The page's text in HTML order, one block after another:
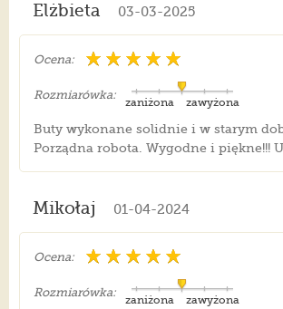
Elżbieta 03-03-2025
Ocena:
Rozmiarówka:
zawyżona
zaniżona
Buty wykonane solidnie i w starym
Porządna robota. Wygodne i piękne!!!
Mikołaj 01-04-2024
Ocena:
Rozmiarówka:
zawyżona
zaniżona